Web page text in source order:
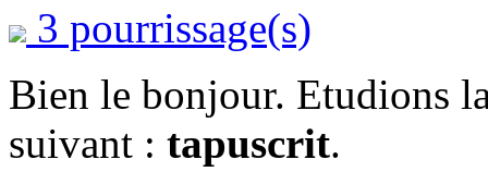
3 pourrissage(s)
Bien le bonjour. Etudions
suivant : tapuscrit.